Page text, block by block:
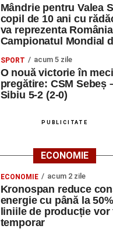
Mândrie pentru Valea
copil de 10 ani cu
va reprezenta
Campionatul Mondial
SPORT acum 5 zile
O nouă victorie în
pregătire: CSM Sebeș
Sibiu 5-2 (2-0)
PUBLICITATE
ECONOMIE
ECONOMIE acum 2 zile
Kronospan reduce
energie cu până la
liniile de producție vor
temporar